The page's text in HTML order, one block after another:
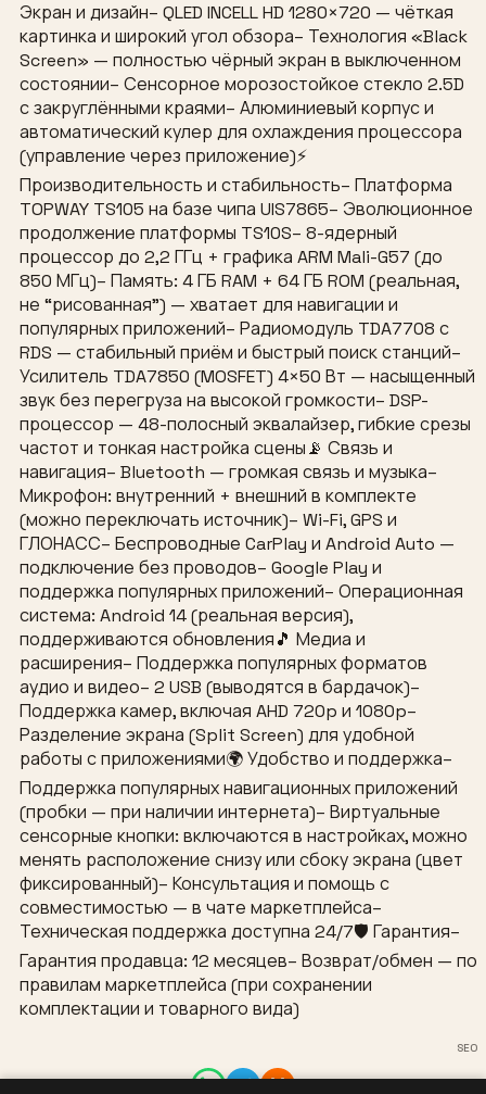
Экран и дизайн– QLED INCELL HD 1280×720 — чёткая
картинка и широкий угол обзора– Технология «Black
Screen» — полностью чёрный экран в выключенном
состоянии– Сенсорное морозостойкое стекло 2.5D
с закруглёнными краями– Алюминиевый корпус и
автоматический кулер для охлаждения процессора
(управление через приложение)⚡
Производительность и стабильность– Платформа
TOPWAY TS105 на базе чипа UIS7865– Эволюционное
продолжение платформы TS10S– 8-ядерный
процессор до 2,2 ГГц + графика ARM Mali-G57 (до
850 МГц)– Память: 4 ГБ RAM + 64 ГБ ROM (реальная,
не “рисованная”) — хватает для навигации и
популярных приложений– Радиомодуль TDA7708 с
RDS — стабильный приём и быстрый поиск станций–
Усилитель TDA7850 (MOSFET) 4×50 Вт — насыщенный
звук без перегруза на высокой громкости– DSP-
процессор — 48-полосный эквалайзер, гибкие срезы
частот и тонкая настройка сцены📡 Связь и
навигация– Bluetooth — громкая связь и музыка–
Микрофон: внутренний + внешний в комплекте
(можно переключать источник)– Wi-Fi, GPS и
ГЛОНАСС– Беспроводные CarPlay и Android Auto —
подключение без проводов– Google Play и
поддержка популярных приложений– Операционная
система: Android 14 (реальная версия),
поддерживаются обновления🎵 Медиа и
расширения– Поддержка популярных форматов
аудио и видео– 2 USB (выводятся в бардачок)–
Поддержка камер, включая AHD 720p и 1080p–
Разделение экрана (Split Screen) для удобной
работы с приложениями🌍 Удобство и поддержка–
Поддержка популярных навигационных приложений
(пробки — при наличии интернета)– Виртуальные
сенсорные кнопки: включаются в настройках, можно
менять расположение снизу или сбоку экрана (цвет
фиксированный)– Консультация и помощь с
совместимостью — в чате маркетплейса–
Техническая поддержка доступна 24/7🛡 Гарантия–
Гарантия продавца: 12 месяцев– Возврат/обмен — по
правилам маркетплейса (при сохранении
комплектации и товарного вида)
SEO